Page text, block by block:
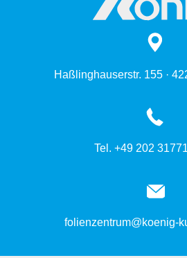
Haßlinghauserstr. 155 ·
Tel. +49 202
folienzentrum@koenig-